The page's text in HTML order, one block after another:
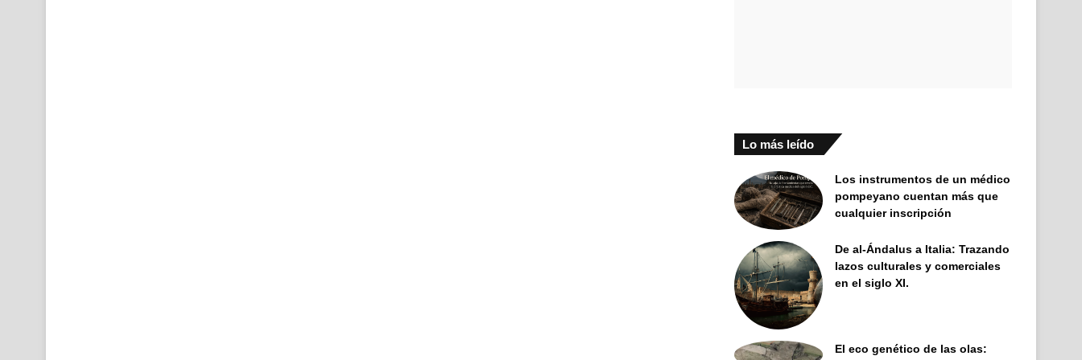
Lo más leído
Los instrumentos de un médico
pompeyano cuentan más que
cualquier inscripción
De al-Ándalus a Italia: Trazando
lazos culturales y comerciales
en el siglo XI.
El eco genético de las olas: